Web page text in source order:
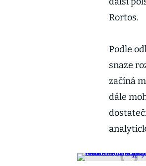
Rortos.
Podle
snaze
začíná
dále